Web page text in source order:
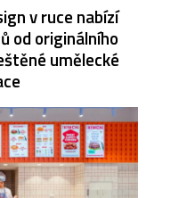
v ruce nabízí
od originálního
umělecké